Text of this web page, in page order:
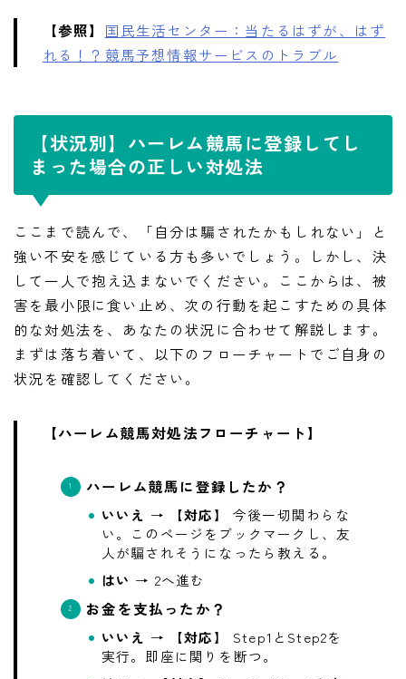
【参照】 国民生活センター：当たるはずが、はず
れる！？競馬予想情報サービスのトラブル
【状況別】ハーレム競馬に登録してし
まった場合の正しい対処法
ここまで読んで、「自分は騙されたかもしれない」と
強い不安を感じている方も多いでしょう。しかし、決
して一人で抱え込まないでください。ここからは、被
害を最小限に食い止め、次の行動を起こすための具体
的な対処法を、あなたの状況に合わせて解説します。
まずは落ち着いて、以下のフローチャートでご自身の
状況を確認してください。
【ハーレム競馬対処法フローチャート】
ハーレム競馬に登録したか？
いいえ → 【対応】
今後一切関わらな
い。このページをブックマークし、友
人が騙されそうになったら教える。
はい → 2へ進む
お金を支払ったか？
いいえ → 【対応】
Step1とStep2を
実行。即座に関りを断つ。